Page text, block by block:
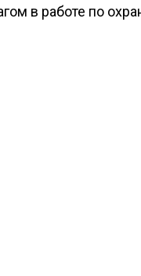
в работе по